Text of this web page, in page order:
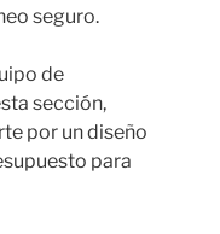
seguro.
de
sección,
por un diseño
para